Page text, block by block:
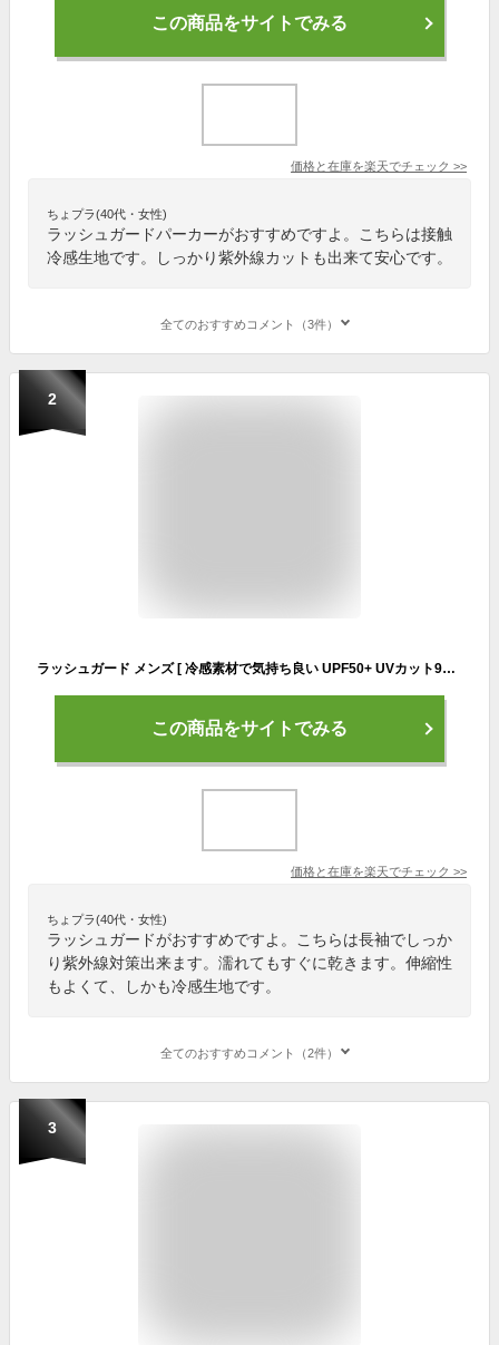
この商品をサイトでみる
価格と在庫を楽天でチェック >>
ちょプラ(40代・女性)
ラッシュガードパーカーがおすすめですよ。こちらは接触
冷感生地です。しっかり紫外線カットも出来て安心です。
全てのおすすめコメント（3件）
2
ラッシュガード メンズ [ 冷感素材で気持ち良い UPF50+ UVカット98%で紫外線から肌を守る 耐塩加工 ] パーカー 水着 男性 夏 薄手 長袖 吸水 速乾 4WAYストレッチ 冷感 アウトドア キャンプ 釣り 海 海水浴 海外旅行 人気 ブランド ペアルック LAD WEATHER ラドウェザー
この商品をサイトでみる
価格と在庫を楽天でチェック >>
ちょプラ(40代・女性)
ラッシュガードがおすすめですよ。こちらは長袖でしっか
り紫外線対策出来ます。濡れてもすぐに乾きます。伸縮性
もよくて、しかも冷感生地です。
全てのおすすめコメント（2件）
3